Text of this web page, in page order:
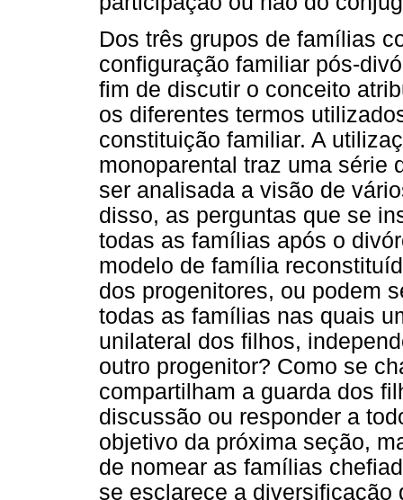
Dos três grupos de famílias
configuração familiar pós-
fim de discutir o conceito
os diferentes termos
constituição familiar. A
monoparental traz uma série
ser analisada a visão de
disso, as perguntas que se
todas as famílias após o
modelo de família
dos progenitores, ou podem
todas as famílias nas quais
unilateral dos filhos,
outro progenitor? Como se
compartilham a guarda dos
discussão ou responder a
objetivo da próxima seção,
de nomear as famílias
se esclarece a diversificação